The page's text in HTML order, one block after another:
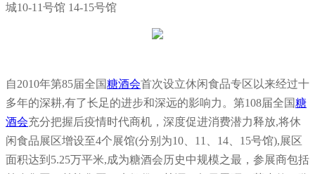
城10-11号馆 14-15号馆
自2010年第85届全国糖酒会首次设立休闲食品专区以来经过十
多年的深耕,有了长足的进步和深远的影响力。第108届全国糖
酒会充分把握后疫情时代商机，深度促进消费潜力释放,将休
闲食品展区增设至4个展馆(分别为10、11、14、15号馆),展区
面积达到5.25万平米,成为糖酒会历史中规模之最，参展商包括